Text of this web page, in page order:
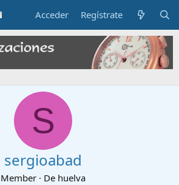
Acceder Regístrate
S
sergioabad
Member · De huelva